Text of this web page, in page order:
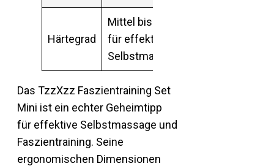
Härtegrad
Mittel bis fest
für effektive
Selbstmassage
Das TzzXzz Faszientraining Set
Mini ist ein echter Geheimtipp
für effektive Selbstmassage und
Faszientraining. Seine
ergonomischen Dimensionen